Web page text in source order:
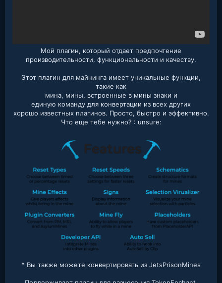
Мой плагин, который отдает предпочтение
производительности, функциональности и качеству.
Этот плагин для майнинга имеет уникальные функции,
такие как
мина, мины, встроенные в мины знаки и
единую команду для конвертации из всех других
хорошо известных плагинов. Просто, быстро и эффективно.
Что еще тебе нужно? : unsure:
* Вы также можете конвертировать из JetsPrisonMines